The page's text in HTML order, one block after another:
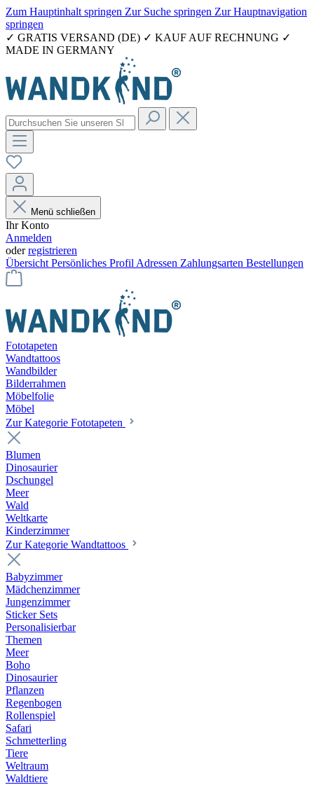
Zum Hauptinhalt springen Zur Suche springen Zur Hauptnavigation
springen
✓ GRATIS VERSAND (DE) ✓ KAUF AUF RECHNUNG ✓
MADE IN GERMANY
Menü schließen
Ihr Konto
Anmelden
oderregistrieren
Übersicht Persönliches Profil Adressen Zahlungsarten Bestellungen
Fototapeten
Wandtattoos
Wandbilder
Bilderrahmen
Möbelfolie
Möbel
Zur Kategorie Fototapeten
Blumen
Dinosaurier
Dschungel
Meer
Wald
Weltkarte
Kinderzimmer
Zur Kategorie Wandtattoos
Babyzimmer
Mädchenzimmer
Jungenzimmer
Sticker Sets
Personalisierbar
Themen
Meer
Boho
Dinosaurier
Pflanzen
Regenbogen
Rollenspiel
Safari
Schmetterling
Tiere
Weltraum
Waldtiere